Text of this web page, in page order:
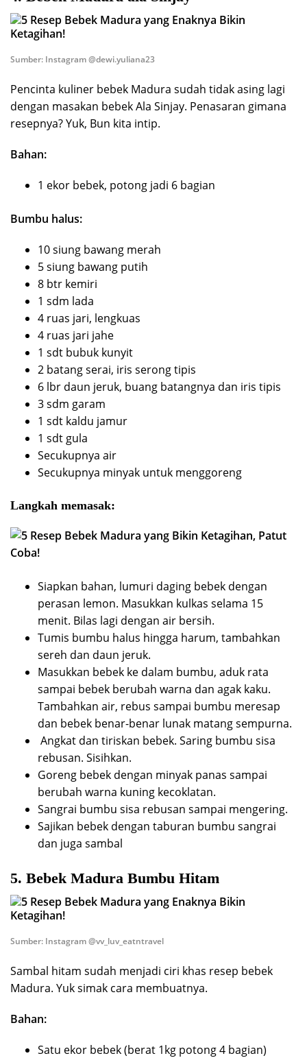
Sumber: Instagram @dewi.yuliana23
Pencinta kuliner bebek Madura sudah tidak asing lagi
dengan masakan bebek Ala Sinjay. Penasaran gimana
resepnya? Yuk, Bun kita intip.
Bahan:
1 ekor bebek, potong jadi 6 bagian
Bumbu halus:
10 siung bawang merah
5 siung bawang putih
8 btr kemiri
1 sdm lada
4 ruas jari, lengkuas
4 ruas jari jahe
1 sdt bubuk kunyit
2 batang serai, iris serong tipis
6 lbr daun jeruk, buang batangnya dan iris tipis
3 sdm garam
1 sdt kaldu jamur
1 sdt gula
Secukupnya air
Secukupnya minyak untuk menggoreng
Langkah memasak:
Siapkan bahan, lumuri daging bebek dengan
perasan lemon. Masukkan kulkas selama 15
menit. Bilas lagi dengan air bersih.
Tumis bumbu halus hingga harum, tambahkan
sereh dan daun jeruk.
Masukkan bebek ke dalam bumbu, aduk rata
sampai bebek berubah warna dan agak kaku.
Tambahkan air, rebus sampai bumbu meresap
dan bebek benar-benar lunak matang sempurna.
Angkat dan tiriskan bebek. Saring bumbu sisa
rebusan. Sisihkan.
Goreng bebek dengan minyak panas sampai
berubah warna kuning kecoklatan.
Sangrai bumbu sisa rebusan sampai mengering.
Sajikan bebek dengan taburan bumbu sangrai
dan juga sambal
5. Bebek Madura Bumbu Hitam
Sumber: Instagram @vv_luv_eatntravel
Sambal hitam sudah menjadi ciri khas resep bebek
Madura. Yuk simak cara membuatnya.
Bahan:
Satu ekor bebek (berat 1kg potong 4 bagian)